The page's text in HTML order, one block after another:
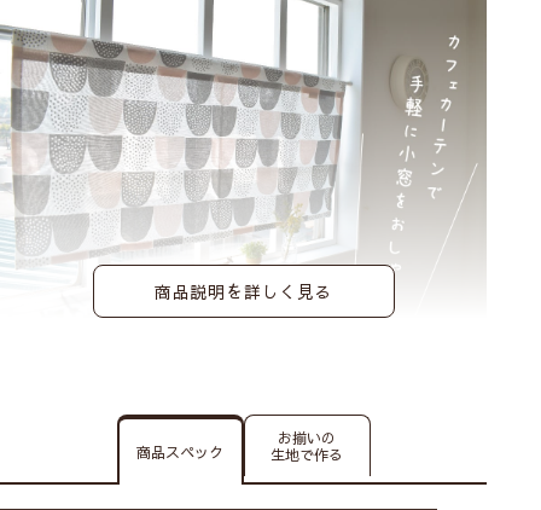
商品説明を詳しく見る
商品スペック
お揃いの
生地で作る